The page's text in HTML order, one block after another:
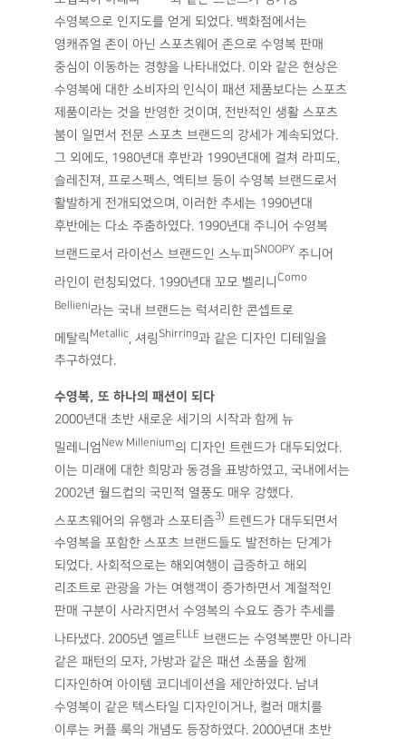
수영복으로 인지도를 얻게 되었다. 백화점에서는
영캐쥬얼 존이 아닌 스포츠웨어 존으로 수영복 판매
중심이 이동하는 경향을 나타내었다. 이와 같은 현상은
수영복에 대한 소비자의 인식이 패션 제품보다는 스포츠
제품이라는 것을 반영한 것이며, 전반적인 생활 스포츠
붐이 일면서 전문 스포츠 브랜드의 강세가 계속되었다.
그 외에도, 1980년대 후반과 1990년대에 걸쳐 라피도,
슬레진져, 프로스펙스, 엑티브 등이 수영복 브랜드로서
활발하게 전개되었으며, 이러한 추세는 1990년대
후반에는 다소 주춤하였다. 1990년대 주니어 수영복
브랜드로서 라이선스 브랜드인 스누피 SNOOPY 주니어
라인이 런칭되었다. 1990년대 꼬모 벨리니 Como
Bellieni라는 국내 브랜드는 럭셔리한 콘셉트로
메탈릭 Metallic, 셔링 Shirring과 같은 디자인 디테일을
추구하였다.
수영복, 또 하나의 패션이 되다
2000년대 초반 새로운 세기의 시작과 함께 뉴
밀레니엄 New Millenium의 디자인 트렌드가 대두되었다.
이는 미래에 대한 희망과 동경을 표방하였고, 국내에서는
2002년 월드컵의 국민적 열풍도 매우 강했다.
스포츠웨어의 유행과 스포티즘3) 트렌드가 대두되면서
수영복을 포함한 스포츠 브랜드들도 발전하는 단계가
되었다. 사회적으로는 해외여행이 급증하고 해외
리조트로 관광을 가는 여행객이 증가하면서 계절적인
판매 구분이 사라지면서 수영복의 수요도 증가 추세를
나타냈다. 2005년 엘르ELLE 브랜드는 수영복뿐만 아니라
같은 패턴의 모자, 가방과 같은 패션 소품을 함께
디자인하여 아이템 코디네이션을 제안하였다. 남녀
수영복이 같은 텍스타일 디자인이거나, 컬러 매치를
이루는 커플 룩의 개념도 등장하였다. 2000년대 초반